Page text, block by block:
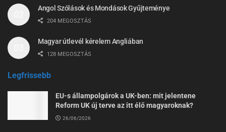
Angol Szólások és Mondások Gyűjteménye
204 MEGOSZTÁS
Magyar útlevél kérelem Angliában
128 MEGOSZTÁS
Legfrissebb
EU-s állampolgárok a UK-ben: mit jelentene
Reform UK új terve az itt élő magyaroknak?
26/06/2026